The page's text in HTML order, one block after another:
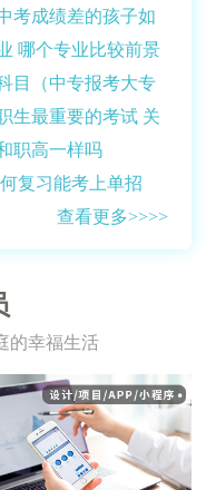
考成绩差的孩子如
哪个专业比较前景
目（中专报考大专
生最重要的考试 关
职高一样吗
复习能考上单招
查看更多>>>>
的幸福生活